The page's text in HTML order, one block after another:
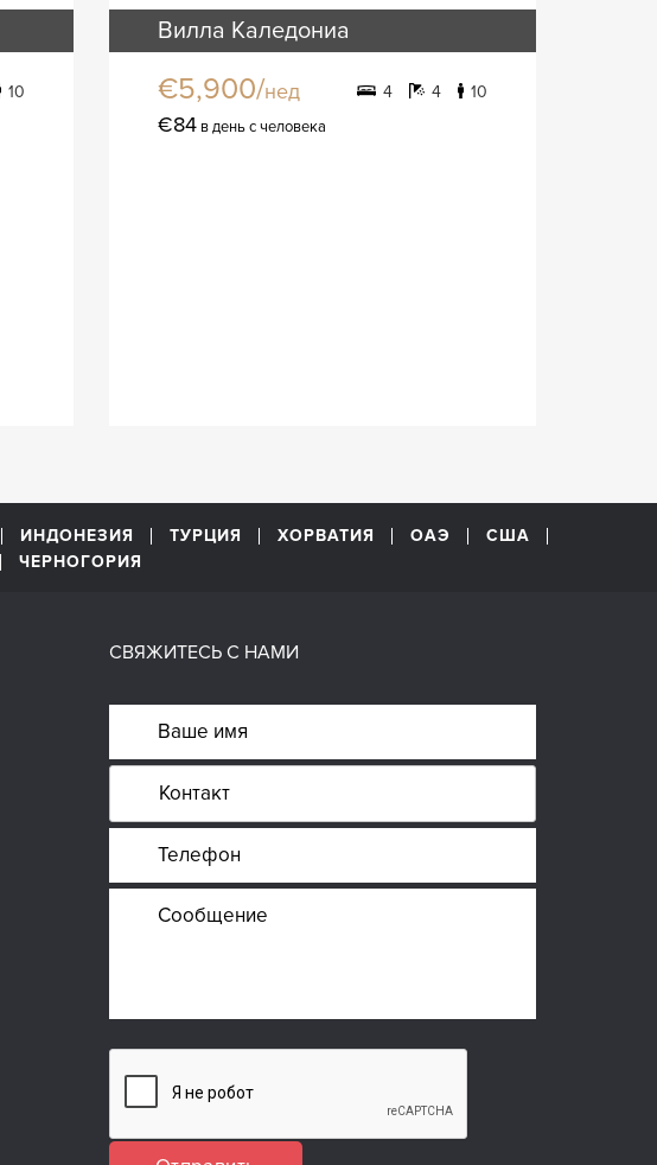
10
Вилла Каледониа
€5,900/нед 4 4 10
€84 в день с человека
ИНДОНЕЗИЯ ТУРЦИЯ ХОРВАТИЯ ОАЭ
США
ЧЕРНОГОРИЯ
СВЯЖИТЕСЬ С НАМИ